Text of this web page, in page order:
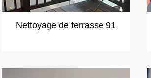
Nettoyage de terrasse 91